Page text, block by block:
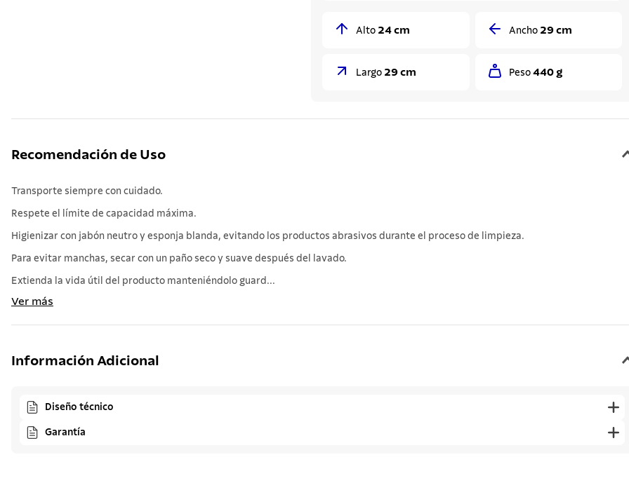
Alto 24 cm Ancho 29 cm
Largo 29 cm Peso 440 g
Recomendación de Uso
Transporte siempre con cuidado.
Respete el límite de capacidad máxima.
Higienizar con jabón neutro y esponja blanda, evitando los productos abrasivos durante el proceso de limpieza.
Para evitar manchas, secar con un paño seco y suave después del lavado.
Extienda la vida útil del producto manteniéndolo guard...
Ver más
Información Adicional
Diseño técnico
Garantía